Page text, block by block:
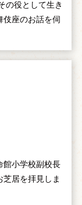
の役として生き
伎座のお話を伺
館小学校副校長
居を拝見しま